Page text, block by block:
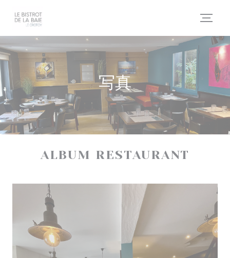
写真
ALBUM RESTAURANT